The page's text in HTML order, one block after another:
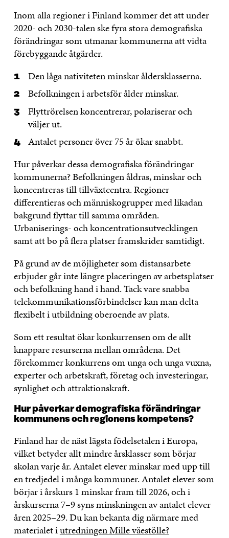
Inom alla regioner i Finland kommer det att under
2020- och 2030-talen ske fyra stora demografiska
förändringar som utmanar kommunerna att vidta
förebyggande åtgärder.
Den låga nativiteten minskar åldersklasserna.
Befolkningen i arbetsför ålder minskar.
Flyttrörelsen koncentrerar, polariserar och
väljer ut.
Antalet personer över 75 år ökar snabbt.
Hur påverkar dessa demografiska förändringar
kommunerna? Befolkningen åldras, minskar och
koncentreras till tillväxtcentra. Regioner
differentieras och människogrupper med likadan
bakgrund flyttar till samma områden.
Urbaniserings- och koncentrationsutvecklingen
samt att bo på flera platser framskrider samtidigt.
På grund av de möjligheter som distansarbete
erbjuder går inte längre placeringen av arbetsplatser
och befolkning hand i hand. Tack vare snabba
telekommunikationsförbindelser kan man delta
flexibelt i utbildning oberoende av plats.
Som ett resultat ökar konkurrensen om de allt
knappare resurserna mellan områdena. Det
förekommer konkurrens om unga och unga vuxna,
experter och arbetskraft, företag och investeringar,
synlighet och attraktionskraft.
Hur påverkar demografiska förändringar
kommunens och regionens kompetens?
Finland har de näst lägsta födelsetalen i Europa,
vilket betyder allt mindre årsklasser som börjar
skolan varje år. Antalet elever minskar med upp till
en tredjedel i många kommuner. Antalet elever som
börjar i årskurs 1 minskar fram till 2026, och i
årskurserna 7–9 syns minskningen av antalet elever
åren 2025–29. Du kan bekanta dig närmare med
materialet iutredningen Mille väestölle?